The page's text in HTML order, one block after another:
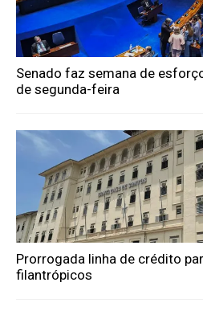
Senado faz semana de
de segunda-feira
Prorrogada linha de crédito
filantrópicos